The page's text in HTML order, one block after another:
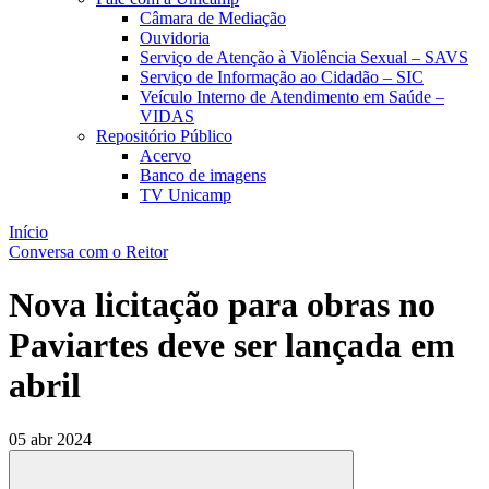
Câmara de Mediação
Ouvidoria
Serviço de Atenção à Violência Sexual – SAVS
Serviço de Informação ao Cidadão – SIC
Veículo Interno de Atendimento em Saúde –
VIDAS
Repositório Público
Acervo
Banco de imagens
TV Unicamp
Início
Conversa com o Reitor
Nova licitação para obras no
Paviartes deve ser lançada em
abril
05 abr 2024